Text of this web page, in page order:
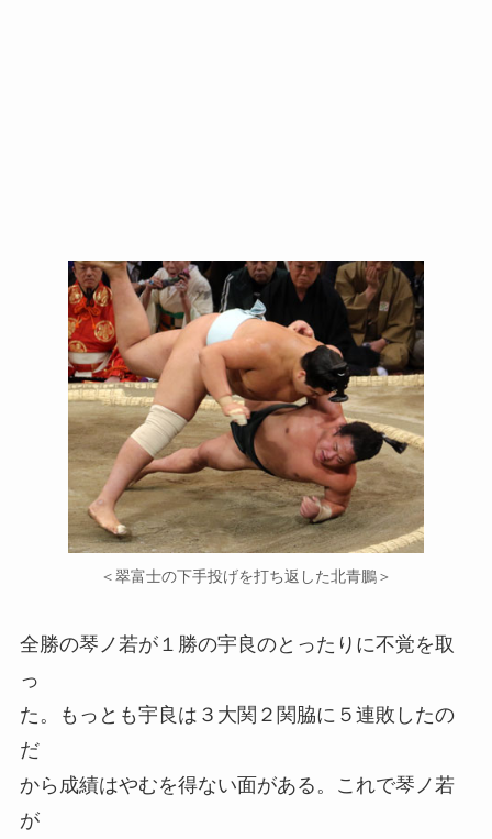
＜翠富士の下手投げを打ち返した北青鵬＞
全勝の琴ノ若が１勝の宇良のとったりに不覚を取
っ
た。もっとも宇良は３大関２関脇に５連敗したの
だ
から成績はやむを得ない面がある。これで琴ノ若
が